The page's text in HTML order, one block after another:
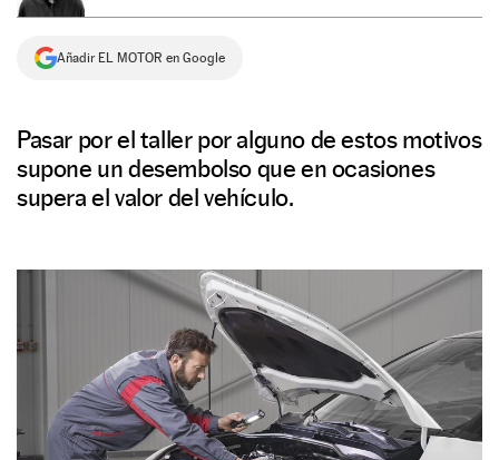
Añadir EL MOTOR en Google
Pasar por el taller por alguno de estos motivos
supone un desembolso que en ocasiones
supera el valor del vehículo.